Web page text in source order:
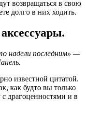
возвращаться в свою
долго в них ходить.
надели последним» —
известной цитатой.
как будто вы только
драгоценностями и в